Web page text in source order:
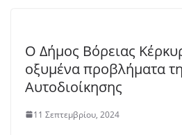
Ο Δήμος Βόρειας
οξυμένα προβλήματα
Αυτοδιοίκησης
11 Σεπτεμβρίου, 2024